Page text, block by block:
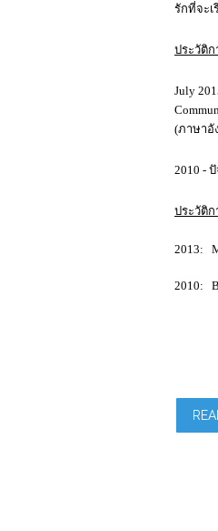
รักที่จะ
ประวัติก
July
(ภาษาอั
2010 -
ประวัติ
2013:
2010: